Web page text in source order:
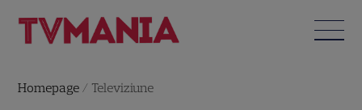
Homepage / Televiziune